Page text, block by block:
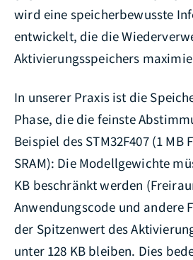
wird eine speicherbewusste
entwickelt, die die
Aktivierungsspeichers
In unserer Praxis ist die
Phase, die die feinste
Beispiel des STM32F407 (1 MB
SRAM): Die Modellgewichte
KB beschränkt werden
Anwendungscode und andere
der Spitzenwert des
unter 128 KB bleiben. Dies